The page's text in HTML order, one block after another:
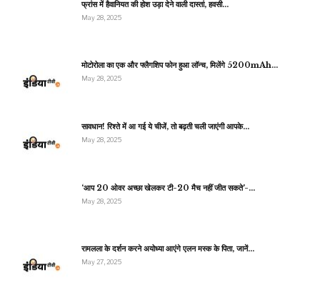
फ्रांस में हैवानियत की होश उड़ा देने वाली दास्तां, हवसी…
May 28, 2025
मोटोरोला का एक और फ्लैगशिप फोन हुआ लॉन्च, मिलेंगे 5200mAh…
May 28, 2025
सावधान! रिश्ते में आ गई ये चीजें, तो बढ़ती चली जाएंगी आपके…
May 28, 2025
‘आप 20 ओवर अच्छा खेलकर टी-20 मैच नहीं जीत सकते’-…
May 28, 2025
रामलला के दर्शन करने अयोध्या आएंगे एलन मस्क के पिता, जानें…
May 27, 2025